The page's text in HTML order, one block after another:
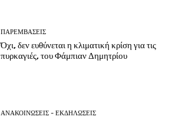
ΠΑΡΕΜΒΑΣΕΙΣ
Όχι, δεν ευθύνεται η κλιματική κρίση για τις
πυρκαγιές, του Φάμπιαν Δημητρίου
ΑΝΑΚΟΙΝΩΣΕΙΣ - ΕΚΔΗΛΩΣΕΙΣ